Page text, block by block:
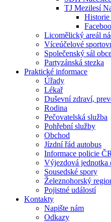
TJ Mezilesí
Historie
Licomělický areál
Víceúčelové
Společenský sál
Partyzánská stezka
Praktické informace
Úřady
Lékař
Duševní zdraví,
Rodina
Pečovatelská služba
Pohřební služby
Obchod
Jízdní řád autobus
Informace policie ČR
Výjezdová jednotka
Sousedské spory
Železnohorský
Pojistné událostí
Kontakty
Napište nám
Odkazy